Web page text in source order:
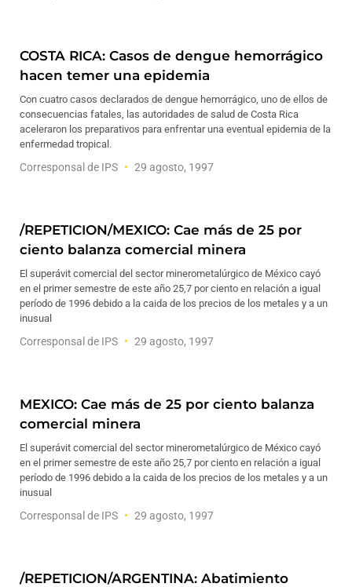
COSTA RICA: Casos de dengue hemorrágico
hacen temer una epidemia
Con cuatro casos declarados de dengue hemorrágico, uno de ellos de
consecuencias fatales, las autoridades de salud de Costa Rica
aceleraron los preparativos para enfrentar una eventual epidemia de la
enfermedad tropical.
Corresponsal de IPS 29 agosto, 1997
/REPETICION/MEXICO: Cae más de 25 por
ciento balanza comercial minera
El superávit comercial del sector minerometalúrgico de México cayó
en el primer semestre de este año 25,7 por ciento en relación a igual
período de 1996 debido a la caida de los precios de los metales y a un
inusual
Corresponsal de IPS 29 agosto, 1997
MEXICO: Cae más de 25 por ciento balanza
comercial minera
El superávit comercial del sector minerometalúrgico de México cayó
en el primer semestre de este año 25,7 por ciento en relación a igual
período de 1996 debido a la caida de los precios de los metales y a un
inusual
Corresponsal de IPS 29 agosto, 1997
/REPETICION/ARGENTINA: Abatimiento